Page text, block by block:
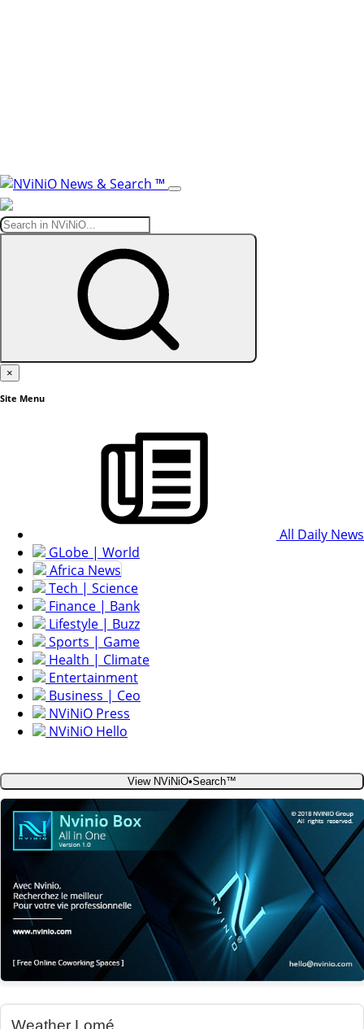
×
Site Menu
All Daily News
GLobe | World
Africa News
Tech | Science
Finance | Bank
Lifestyle | Buzz
Sports | Game
Health | Climate
Entertainment
Business | Ceo
NViNiO Press
NViNiO Hello
View NViNiO•Search™